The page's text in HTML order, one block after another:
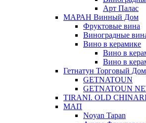
Арт Палас
МАРАН Винный Дом
Фруктовые вина
Виноградные
Вино в керамике
Вино в
Вино в
Гетнатун Торговый Дом
GETNATOUN
GETNATOUN
TIRANI. OLD
МАП
Noyan Tapan